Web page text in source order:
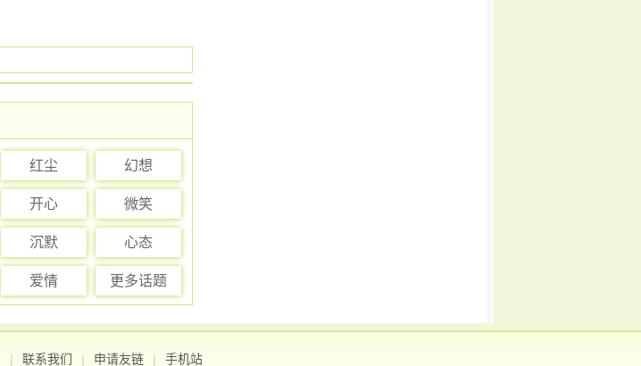
红尘 幻想
开心 微笑
沉默 心态
爱情 更多话题
| 联系我们 | 申请友链 | 手机站